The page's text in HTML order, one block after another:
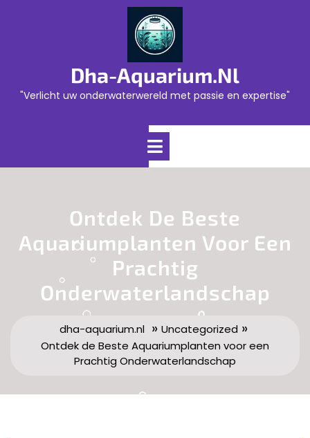
Dha-Aquarium.nl
"Verlicht uw onderwaterwereld met passie en expertise"
Open
Ontdek De Beste
Aquariumplanten Voor Een
Prachtig
Onderwaterlandschap
dha-aquarium.nl» Uncategorized »
Ontdek de Beste Aquariumplanten voor een
Prachtig Onderwaterlandschap